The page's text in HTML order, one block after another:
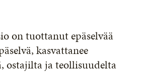
on tuottanut epäselvää
kasvattanee
ostajilta ja teollisuudelta